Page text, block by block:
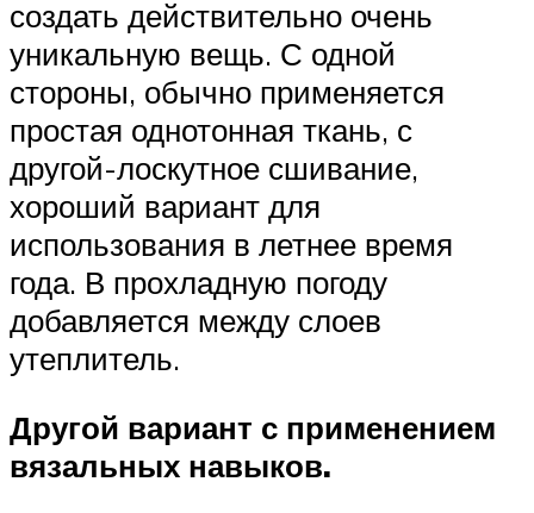
создать действительно очень
уникальную вещь. С одной
стороны, обычно применяется
простая однотонная ткань, с
другой-лоскутное сшивание,
хороший вариант для
использования в летнее время
года. В прохладную погоду
добавляется между слоев
утеплитель.
Другой вариант с применением
вязальных навыков.